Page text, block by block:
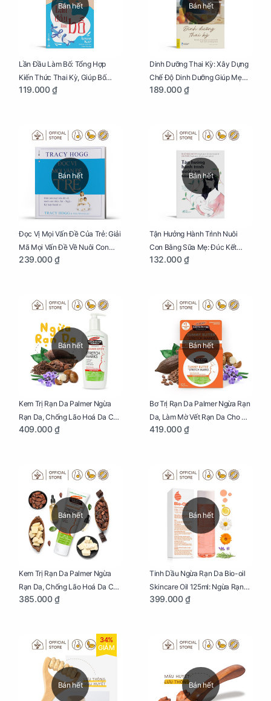
Bán hết
Lần Đầu Làm Bố: Tổng Hợp
Kiến Thức Thai Kỳ, Giúp Bố
Thấu Hiểu Hơn Về Mẹ Bầu Và
119.000 ₫
Bán hết
Dinh Dưỡng Thai Kỳ: Xây Dựng
Chế Độ Dinh Dưỡng Giúp Mẹ
Khỏe, Con Yêu Phát Triển Toàn
189.000 ₫
Bán hết
Đọc Vị Mọi Vấn Đề Của Trẻ: Giải
Mã Mọi Vấn Đề Về Nuôi Con
Nhỏ (Ăn, Ngủ, Kỷ Luật Hành Vi),
239.000 ₫
Bán hết
Tận Hưởng Hành Trình Nuôi
Con Bằng Sữa Mẹ: Đúc Kết
Những Kiến Thức Quý Báu Về
Mình Trong Hành Trình Nuôi
132.000 ₫
Bán hết
Kem Trị Rạn Da Palmer Ngừa
Rạn Da, Chống Lão Hoá Da Cho
Mẹ Bầu Chai 250ml
409.000 ₫
Bán hết
Bơ Trị Rạn Da Palmer Ngừa Rạn
Da, Làm Mờ Vết Rạn Da Cho Mẹ
Bầu Hũ 125g
419.000 ₫
Bán hết
Kem Trị Rạn Da Palmer Ngừa
Rạn Da, Chống Lão Hoá Da Cho
Mẹ Bầu Tuýp 125g
385.000 ₫
Bán hết
Tinh Dầu Ngừa Rạn Da Bio-oil
Skincare Oil 125ml: Ngừa Rạn
Da, Chăm Sóc Da Toàn Diện
399.000 ₫
Bán hết
34%
GIẢM
Bán hết